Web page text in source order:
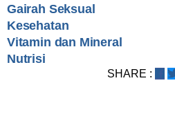
Gairah Seksual
Kesehatan
Vitamin dan Mineral
Nutrisi
SHARE :